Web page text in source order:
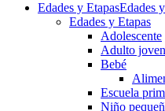
Edades y EtapasEdades
Edades y Etapas
Adolescente
Adulto joven
Bebé
Escuela
Niño